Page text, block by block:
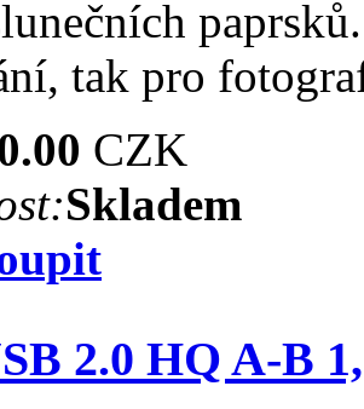
tak pro
CZK
Skladem
2.0 HQ A-B